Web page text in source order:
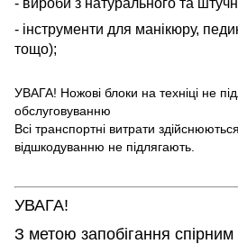
- вироби з натурального та
- інструменти для манікюру,
тощо);
УВАГА! Ножові блоки на техніці не
обслуговуванню
Всі транспортні витрати
відшкодуванню не підлягають.
УВАГА!
З метою запобігання спірним